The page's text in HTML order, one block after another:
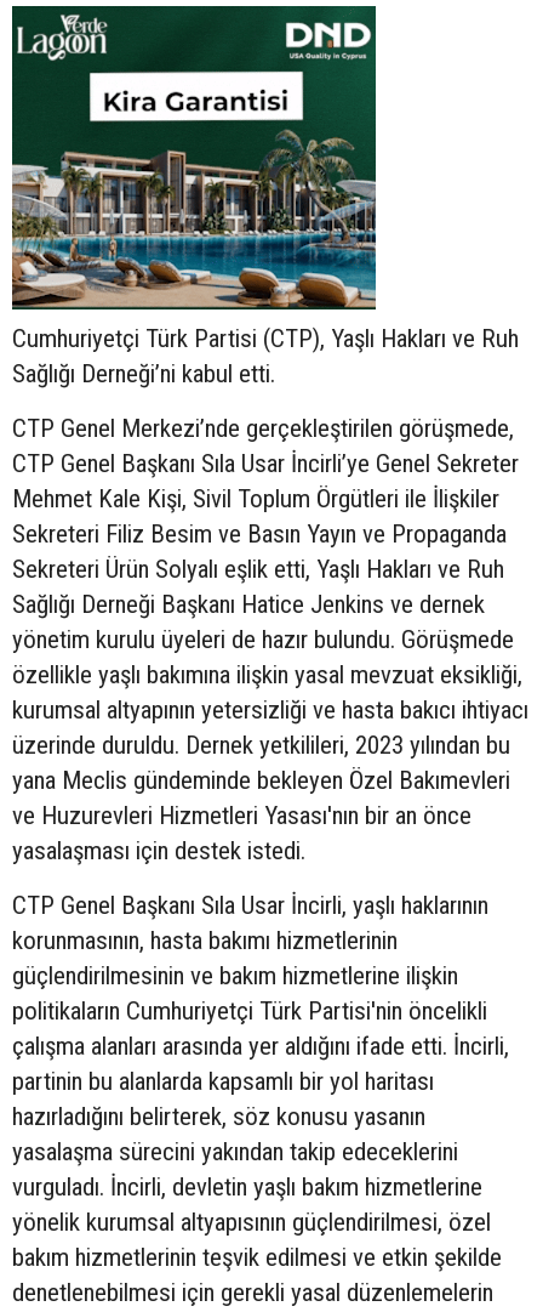
Cumhuriyetçi Türk Partisi (CTP), Yaşlı Hakları ve Ruh
Sağlığı Derneği’ni kabul etti.
CTP Genel Merkezi’nde gerçekleştirilen görüşmede,
CTP Genel Başkanı Sıla Usar İncirli’ye Genel Sekreter
Mehmet Kale Kişi, Sivil Toplum Örgütleri ile İlişkiler
Sekreteri Filiz Besim ve Basın Yayın ve Propaganda
Sekreteri Ürün Solyalı eşlik etti, Yaşlı Hakları ve Ruh
Sağlığı Derneği Başkanı Hatice Jenkins ve dernek
yönetim kurulu üyeleri de hazır bulundu. Görüşmede
özellikle yaşlı bakımına ilişkin yasal mevzuat eksikliği,
kurumsal altyapının yetersizliği ve hasta bakıcı ihtiyacı
üzerinde duruldu. Dernek yetkilileri, 2023 yılından bu
yana Meclis gündeminde bekleyen Özel Bakımevleri
ve Huzurevleri Hizmetleri Yasası'nın bir an önce
yasalaşması için destek istedi.
CTP Genel Başkanı Sıla Usar İncirli, yaşlı haklarının
korunmasının, hasta bakımı hizmetlerinin
güçlendirilmesinin ve bakım hizmetlerine ilişkin
politikaların Cumhuriyetçi Türk Partisi'nin öncelikli
çalışma alanları arasında yer aldığını ifade etti. İncirli,
partinin bu alanlarda kapsamlı bir yol haritası
hazırladığını belirterek, söz konusu yasanın
yasalaşma sürecini yakından takip edeceklerini
vurguladı. İncirli, devletin yaşlı bakım hizmetlerine
yönelik kurumsal altyapısının güçlendirilmesi, özel
bakım hizmetlerinin teşvik edilmesi ve etkin şekilde
denetlenebilmesi için gerekli yasal düzenlemelerin